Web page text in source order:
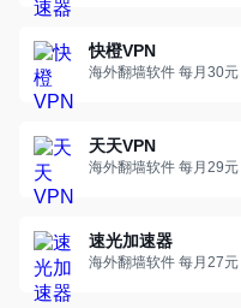
快橙VPN
海外翻墙软件 每月30元
天天VPN
海外翻墙软件 每月29元
速光加速器
海外翻墙软件 每月27元